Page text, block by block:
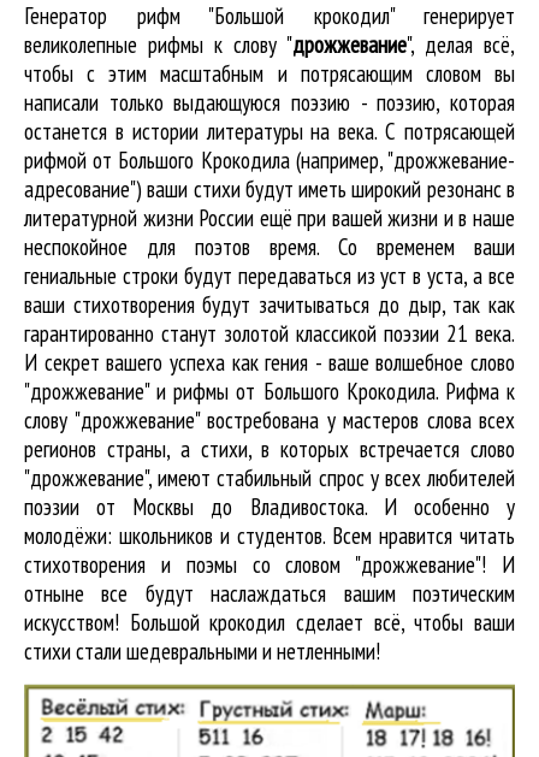
Генератор рифм "Большой крокодил" генерирует
великолепные рифмы к слову "дрожжевание", делая всё,
чтобы с этим масштабным и потрясающим словом вы
написали только выдающуюся поэзию - поэзию, которая
останется в истории литературы на века. С потрясающей
рифмой от Большого Крокодила (например, "дрожжевание-
адресование") ваши стихи будут иметь широкий резонанс в
литературной жизни России ещё при вашей жизни и в наше
неспокойное для поэтов время. Со временем ваши
гениальные строки будут передаваться из уст в уста, а все
ваши стихотворения будут зачитываться до дыр, так как
гарантированно станут золотой классикой поэзии 21 века.
И секрет вашего успеха как гения - ваше волшебное слово
"дрожжевание" и рифмы от Большого Крокодила. Рифма к
слову "дрожжевание" востребована у мастеров слова всех
регионов страны, а стихи, в которых встречается слово
"дрожжевание", имеют стабильный спрос у всех любителей
поэзии от Москвы до Владивостока. И особенно у
молодёжи: школьников и студентов. Всем нравится читать
стихотворения и поэмы со словом "дрожжевание"! И
отныне все будут наслаждаться вашим поэтическим
искусством! Большой крокодил cделает всё, чтобы ваши
стихи стали шедевральными и нетленными!